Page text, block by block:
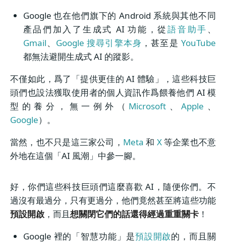
Google 也在他們旗下的 Android 系統與其他不同
產品們加入了生成式 AI 功能，從語音助手 、
Gmail、 Google 搜尋引擎本身 ，甚至是 YouTube
都無法避開生成式 AI 的蹤影。
不僅如此，爲了「提供更佳的 AI 體驗」，這些科技巨
頭們也設法獲取使用者的個人資訊作爲餵養他們 AI 模
型的養分，無一例外（ Microsoft 、Apple 、
Google）。
當然，也不只是這三家公司， Meta 和 X等企業也不意
外地在這個「AI 風潮」中參一腳。
好，你們這些科技巨頭們這麼喜歡 AI，隨便你們。不
過沒有最過分，只有更過分，他們竟然甚至將這些功能
預設開啟 ，而且想關閉它們的話還得經過重重關卡 ！
Google 裡的「智慧功能」是預設開啟的，而且關